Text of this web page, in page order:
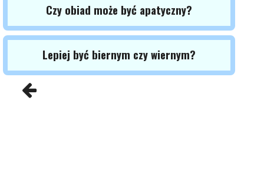
Czy obiad może być apatyczny?
Lepiej być biernym czy wiernym?